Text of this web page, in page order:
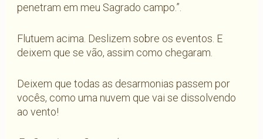
penetram em meu Sagrado campo.”.
Flutuem acima. Deslizem sobre os eventos. E
deixem que se vão, assim como chegaram.
Deixem que todas as desarmonias passem por
vocês, como uma nuvem que vai se dissolvendo
ao vento!